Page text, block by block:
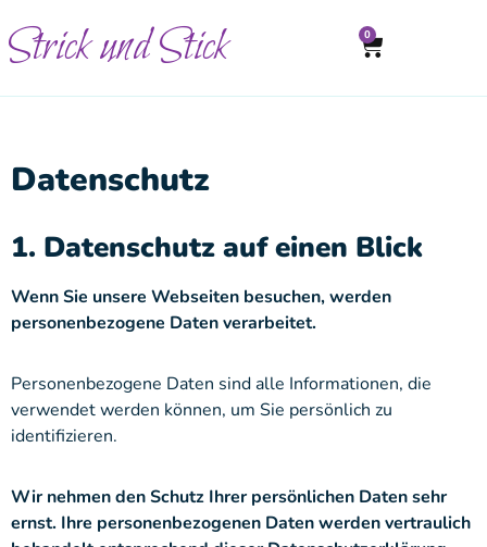
Strick und Stick 0
Datenschutz
1. Datenschutz auf einen Blick
Wenn Sie unsere Webseiten besuchen, werden
personenbezogene Daten verarbeitet.
Personenbezogene Daten sind alle Informationen, die
verwendet werden können, um Sie persönlich zu
identifizieren.
Wir nehmen den Schutz Ihrer persönlichen Daten sehr
ernst. Ihre personenbezogenen Daten werden vertraulich